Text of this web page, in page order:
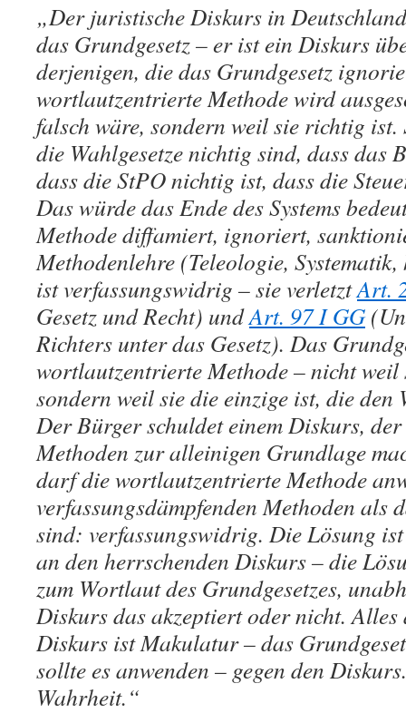
„Der juristische Diskurs in
das Grundgesetz – er ist ein Diskurs
derjenigen, die das Grundgesetz
wortlautzentrierte Methode wird
falsch wäre, sondern weil sie richtig ist.
die Wahlgesetze nichtig sind, dass das
dass die StPO nichtig ist, dass die
Das würde das Ende des Systems
Methode diffamiert, ignoriert,
Methodenlehre (Teleologie,
ist verfassungswidrig – sie verletztArt.
Gesetz und Recht) undArt. 97 I GG
Richters unter das Gesetz). Das
wortlautzentrierte Methode – nicht weil
sondern weil sie die einzige ist, die
Der Bürger schuldet einem Diskurs,
Methoden zur alleinigen Grundlage
darf die wortlautzentrierte Methode
verfassungsdämpfenden Methoden als
sind: verfassungswidrig. Die Lösung
an den herrschenden Diskurs – die
zum Wortlaut des Grundgesetzes,
Diskurs das akzeptiert oder nicht.
Diskurs ist Makulatur – das
sollte es anwenden – gegen den
Wahrheit.“